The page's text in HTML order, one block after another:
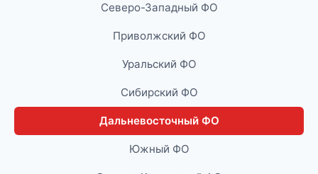
Северо-Западный ФО
Приволжский ФО
Уральский ФО
Сибирский ФО
Дальневосточный ФО
Южный ФО